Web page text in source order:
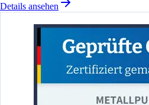
Details ansehen